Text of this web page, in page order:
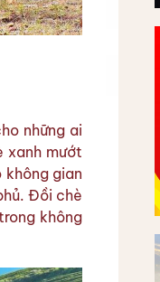
những ai
xanh mướt
gian
Đồi chè
không